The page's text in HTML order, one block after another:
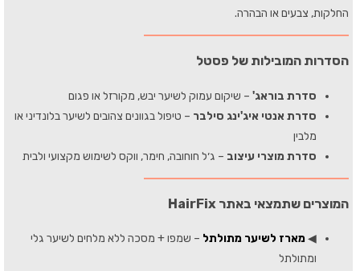
החלקות, צבעים או הבהרה.
הסדרות המובילות של פסטל
סדרת בוראג' – שיקום עמוק לשיער יבש, מקורזל או פגום
סדרת אנטי איג'ינג סילבר – טיפול בגוונים צהובים לשיער בלונדיני או
מלבין
סדרת מוצרי עיצוב – ג׳ל חוחובה, חימר, ווקס לשימוש מקצועי ולבית
המוצרים שתמצאי באתר HairFix
◀ מארז לשיער מתולתל – שמפו + מסכה ללא מלחים לשיער גלי
ומתולתל